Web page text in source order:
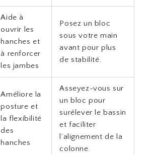
Aide à
ouvrir les
hanches et
à renforcer
les jambes
Posez un bloc
sous votre main
avant pour plus
de stabilité.
Améliore la
posture et
la flexibilité
des
hanches
Asseyez-vous sur
un bloc pour
surélever le bassin
et faciliter
l’alignement de la
colonne.